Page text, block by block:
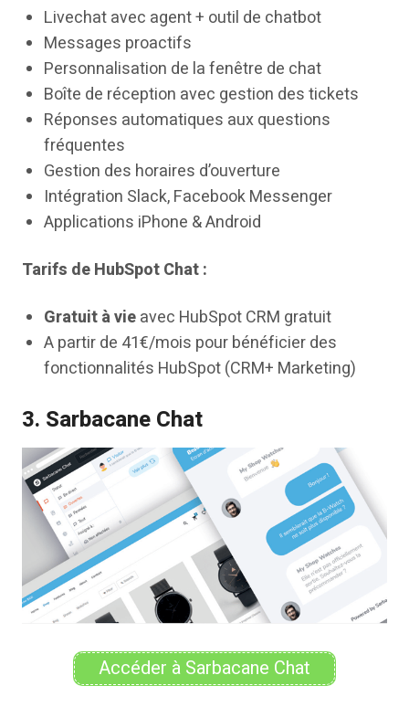
Livechat avec agent + outil de chatbot
Messages proactifs
Personnalisation de la fenêtre de chat
Boîte de réception avec gestion des tickets
Réponses automatiques aux questions
fréquentes
Gestion des horaires d’ouverture
Intégration Slack, Facebook Messenger
Applications iPhone & Android
Tarifs de HubSpot Chat :
Gratuit à vieavec HubSpot CRM gratuit
A partir de 41€/mois pour bénéficier des
fonctionnalités HubSpot (CRM+ Marketing)
3. Sarbacane Chat
Accéder à Sarbacane Chat